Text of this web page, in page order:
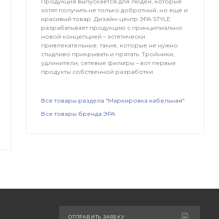
хотят получить не только добротный, но еще и
красивый товар. Дизайн-центр ЭРА STYLE
разрабатывает продукцию с принципиально
новой концепцией – эстетически
привлекательные, такие, которые не нужно
стыдливо прикрывать и прятать. Тройники,
удлинители, сетевые фильтры – вот первые
продукты собственной разработки.
Все товары раздела "Маркировка кабельная"
Все товары бренда ЭРА
ОТПРАВИТЬ ЗАЯВКУ